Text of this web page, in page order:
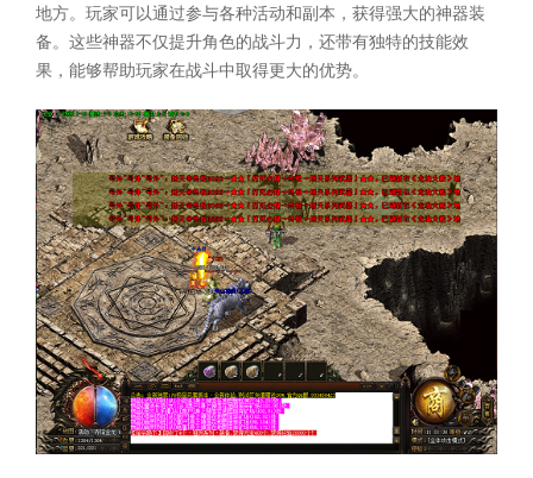
地方。玩家可以通过参与各种活动和副本，获得强大的神器装
备。这些神器不仅提升角色的战斗力，还带有独特的技能效
果，能够帮助玩家在战斗中取得更大的优势。